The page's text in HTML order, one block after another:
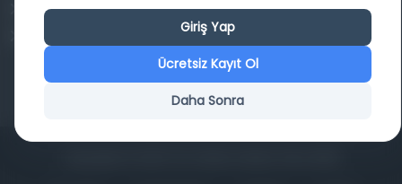
Transkripsiyon Alfabesi Çevirisi
Tarihi Dokümanlarda Görüntü İyileştirilmesi
Giriş Yap
Ücretsiz Kayıt Ol
Daha Sonra